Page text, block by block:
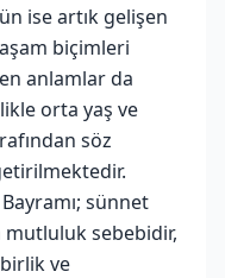
ise artık gelişen
biçimleri
anlamlar da
orta yaş ve
söz
sünnet
sebebidir,
ve